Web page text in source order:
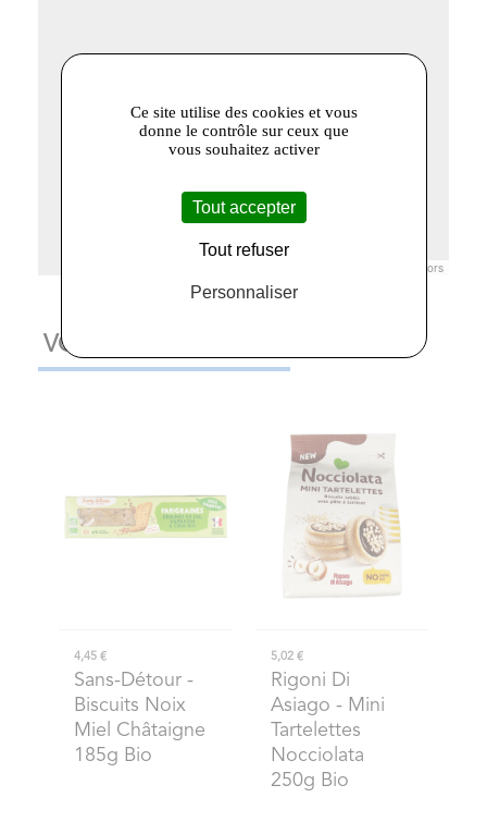
contributors
VOUS AIMEREZ AUSSI
4,45 €
Sans-Détour -
Biscuits Noix
Miel Châtaigne
185g Bio
5,02 €
Rigoni Di
Asiago - Mini
Tartelettes
Nocciolata
250g Bio
Ce site utilise des cookies et vous
donne le contrôle sur ceux que
vous souhaitez activer
Tout accepter
Tout refuser
Personnaliser